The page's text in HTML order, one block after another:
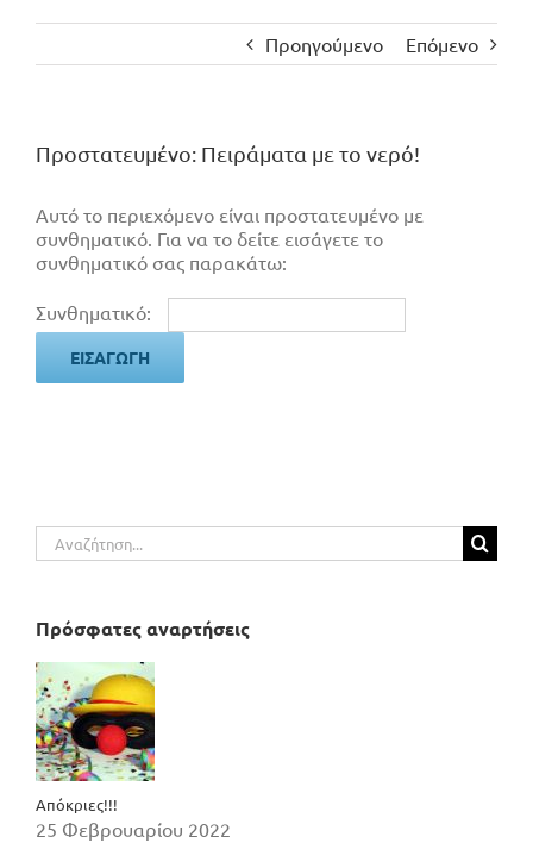
Προηγούμενο Επόμενο
Πρoστατευμένο: Πειράματα με το νερό!
Αυτό το περιεχόμενο είναι προστατευμένο με
συνθηματικό. Για να το δείτε εισάγετε το
συνθηματικό σας παρακάτω:
Συνθηματικό:
Αναζήτηση
για:
Πρόσφατες αναρτήσεις
Απόκριες!!!
25 Φεβρουαρίου 2022